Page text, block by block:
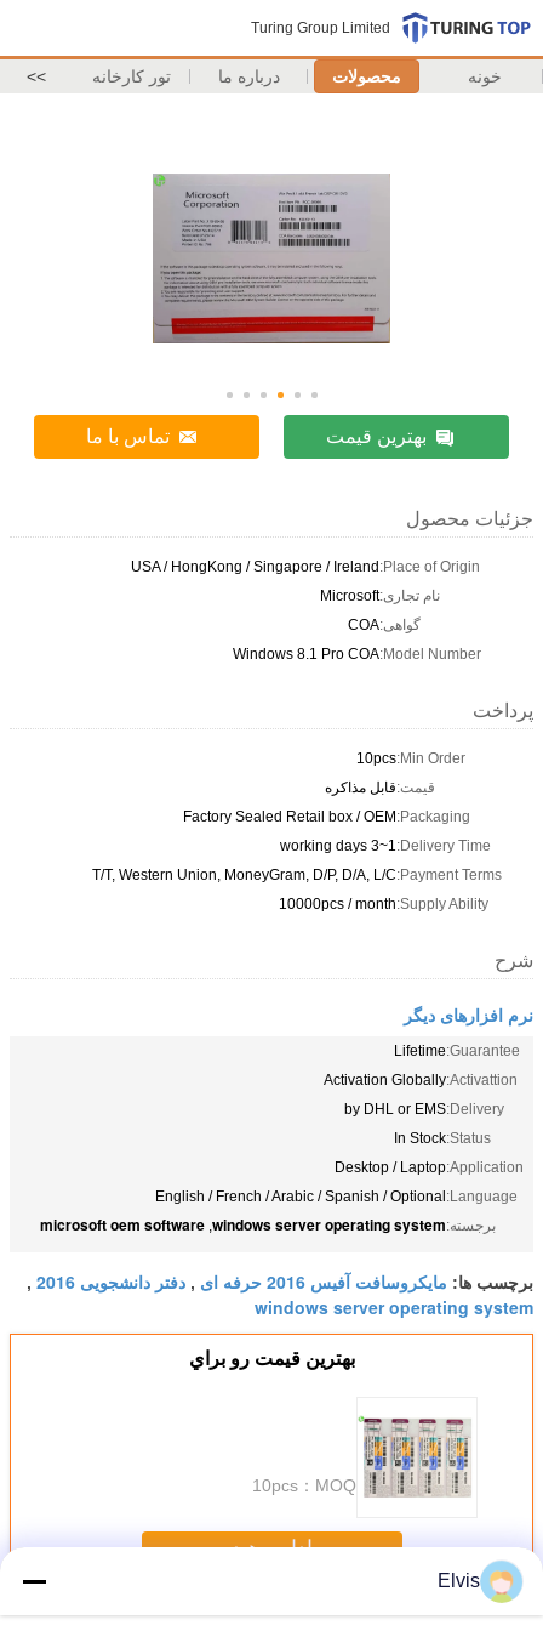
Turing Group Limited
خونه محصولات درباره ما تور کارخانه >>
بهترین قیمت تماس با ما
جزئیات محصول
Place of Origin:
USA / HongKong / Singapore / Ireland
نام تجاری:Microsoft
گواهی:COA
Model Number:
Windows 8.1 Pro COA
پرداخت
Min Order:
10pcs
قیمت:قابل مذاکره
Packaging:
Factory Sealed Retail box / OEM
Delivery Time:
1~3 working days
Payment Terms:
T/T, Western Union, MoneyGram, D/P, D/A, L/C
Supply Ability:
10000pcs / month
شرح
نرم افزارهای دیگر
Guarantee:
Lifetime
Activattion:
Activation Globally
Delivery:
by DHL or EMS
Status:
In Stock
Application:
Desktop / Laptop
Language:
English / French / Arabic / Spanish / Optional
برجسته:windows server operating system
,
microsoft oem software
برچسب ها: مایکروسافت آفیس 2016 حرفه ای , دفتر دانشجویی 2016 ,
windows server operating system
بهترين قيمت رو براي
MOQ：
10pcs
ادامه هید
بیشنرم افزارهای دیگر
Elvis